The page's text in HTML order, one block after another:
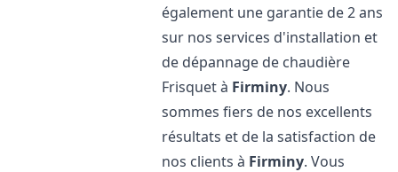
également une garantie de 2 ans
sur nos services d'installation et
de dépannage de chaudière
Frisquet à Firminy. Nous
sommes fiers de nos excellents
résultats et de la satisfaction de
nos clients à Firminy. Vous